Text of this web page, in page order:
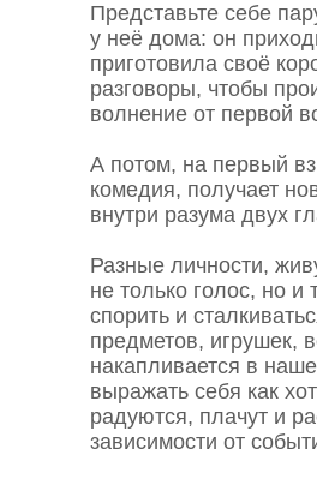
Представьте себе
у неё дома: он
приготовила своё
разговоры, чтобы
волнение от первой
А потом, на первый
комедия, получает
внутри разума двух
Разные личности,
не только голос, но и
спорить и
предметов, игрушек,
накапливается в
выражать себя как
радуются, плачут и
зависимости от